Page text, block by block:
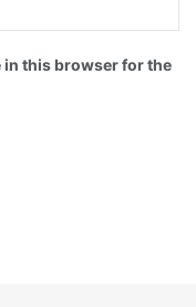
in this browser for the